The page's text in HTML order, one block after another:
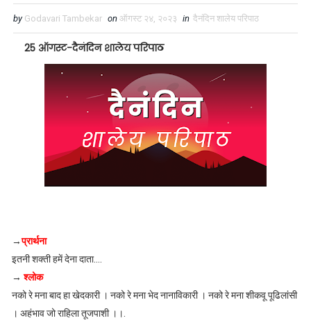
by Godavari Tambekar on ऑगस्ट २४, २०२३ in दैनंदिन शालेय परिपाठ
25 ऑगस्ट-दैनंदिन शालेय परिपाठ
→प्रार्थना
इतनी शक्ती हमें देना दाता....
→श्लोक
नको रे मना बाद हा खेदकारी । नको रे मना भेद नानाविकारी । नको रे मना शीकवू पूढिलांसी
। अहंभाव जो राहिला तूजपाशी ।।.